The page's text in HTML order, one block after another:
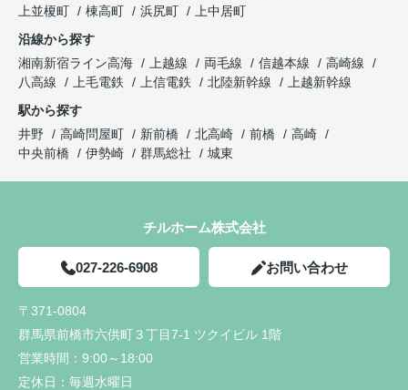
上並榎町
棟高町 浜尻町
上中居町
沿線から探す
湘南新宿ライン高海
上越線 両毛線 信越本線
高崎線
八高線
上毛電鉄 上信電鉄 北陸新幹線
上越新幹線
駅から探す
井野
高崎問屋町 新前橋 北高崎 前橋
高崎
中央前橋
伊勢崎 群馬総社 城東
チルホーム株式会社
027-226-6908 お問い合わせ
〒371-0804
群馬県前橋市六供町３丁目7-1 ツクイビル 1階
営業時間： 9:00～18:00
定休日： 毎週水曜日